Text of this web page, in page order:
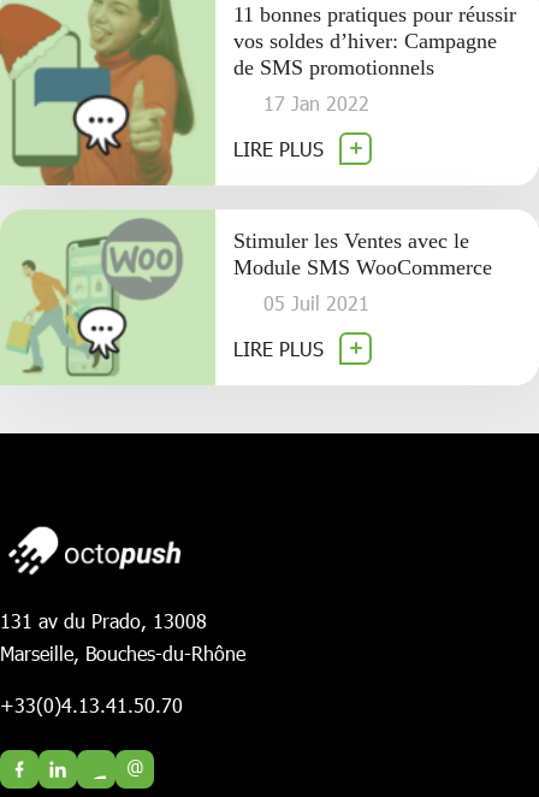
11 bonnes pratiques pour réussir
vos soldes d’hiver: Campagne
de SMS promotionnels
17 Jan 2022
LIRE PLUS
Stimuler les Ventes avec le
Module SMS WooCommerce
05 Juil 2021
LIRE PLUS
131 av du Prado, 13008
Marseille, Bouches-du-Rhône
+33(0)4.13.41.50.70
@